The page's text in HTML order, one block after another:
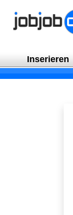
Inserieren